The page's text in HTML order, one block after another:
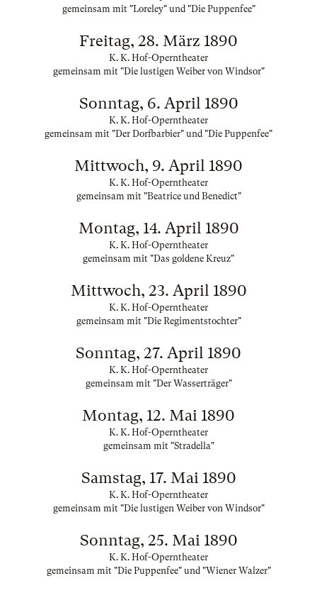
gemeinsam mit "Loreley" und "Die Puppenfee"
Freitag, 28. März 1890
K. K. Hof-Operntheater
gemeinsam mit "Die lustigen Weiber von Windsor"
Sonntag, 6. April 1890
K. K. Hof-Operntheater
gemeinsam mit "Der Dorfbarbier" und "Die Puppenfee"
Mittwoch, 9. April 1890
K. K. Hof-Operntheater
gemeinsam mit "Beatrice und Benedict"
Montag, 14. April 1890
K. K. Hof-Operntheater
gemeinsam mit "Das goldene Kreuz"
Mittwoch, 23. April 1890
K. K. Hof-Operntheater
gemeinsam mit "Die Regimentstochter"
Sonntag, 27. April 1890
K. K. Hof-Operntheater
gemeinsam mit "Der Wasserträger"
Montag, 12. Mai 1890
K. K. Hof-Operntheater
gemeinsam mit "Stradella"
Samstag, 17. Mai 1890
K. K. Hof-Operntheater
gemeinsam mit "Die lustigen Weiber von Windsor"
Sonntag, 25. Mai 1890
K. K. Hof-Operntheater
gemeinsam mit "Die Puppenfee" und "Wiener Walzer"